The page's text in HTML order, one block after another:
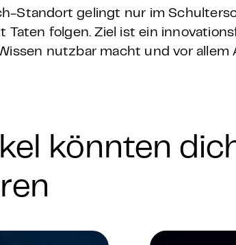
Standort gelingt nur im
Taten folgen. Ziel ist ein
nutzbar macht und vor
könnten